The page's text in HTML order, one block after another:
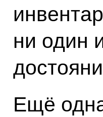
ни один
Ещё